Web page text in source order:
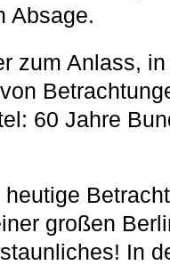
Absage.
zum Anlass,
60 Jahre
großen
In